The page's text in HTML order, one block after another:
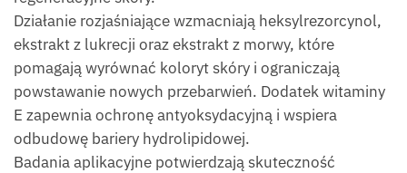
Działanie rozjaśniające wzmacniają heksylrezorcynol,
ekstrakt z lukrecji oraz ekstrakt z morwy, które
pomagają wyrównać koloryt skóry i ograniczają
powstawanie nowych przebarwień. Dodatek witaminy
E zapewnia ochronę antyoksydacyjną i wspiera
odbudowę bariery hydrolipidowej.
Badania aplikacyjne potwierdzają skuteczność